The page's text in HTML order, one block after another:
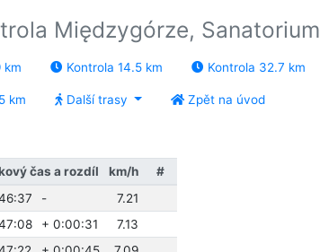
Międzygórze,
km Kontrola 14.5 km Kontrola 32.7 km
km Další trasy Zpět na úvod
čas a rozdíl km/h
#
-
7.21
+ 0:00:31
7.13